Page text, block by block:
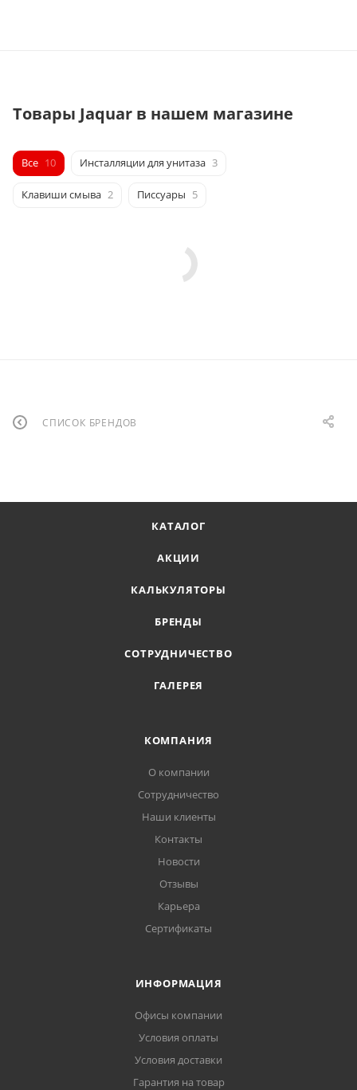
Товары Jaquar в нашем магазине
Все 10 Инсталляции для унитаза 3
Клавиши смыва 2 Писсуары 5
СПИСОК БРЕНДОВ
КАТАЛОГ
АКЦИИ
КАЛЬКУЛЯТОРЫ
БРЕНДЫ
СОТРУДНИЧЕСТВО
ГАЛЕРЕЯ
КОМПАНИЯ
О компании
Сотрудничество
Наши клиенты
Контакты
Новости
Отзывы
Карьера
Сертификаты
ИНФОРМАЦИЯ
Офисы компании
Условия оплаты
Условия доставки
Гарантия на товар